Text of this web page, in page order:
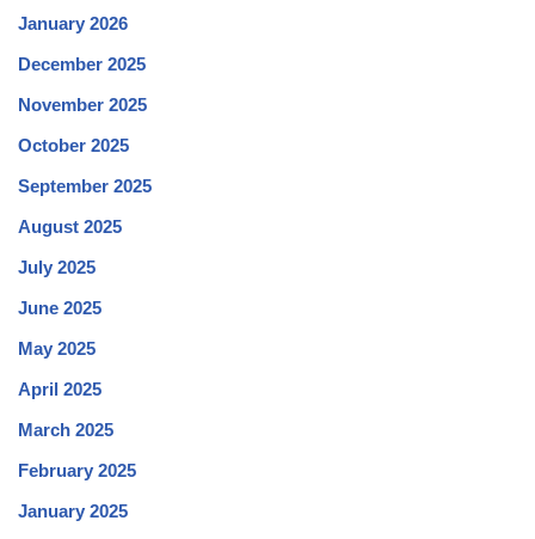
January 2026
December 2025
November 2025
October 2025
September 2025
August 2025
July 2025
June 2025
May 2025
April 2025
March 2025
February 2025
January 2025